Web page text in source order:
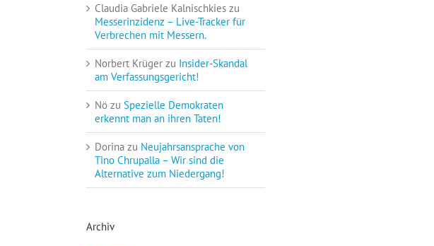
Claudia Gabriele Kalnischkies zu
Messerinzidenz – Live-Tracker für
Verbrechen mit Messern.
Norbert Krüger zu Insider-Skandal
am Verfassungsgericht!
Nö zu Spezielle Demokraten
erkennt man an ihren Taten!
Dorina zu Neujahrsansprache von
Tino Chrupalla – Wir sind die
Alternative zum Niedergang!
Archiv